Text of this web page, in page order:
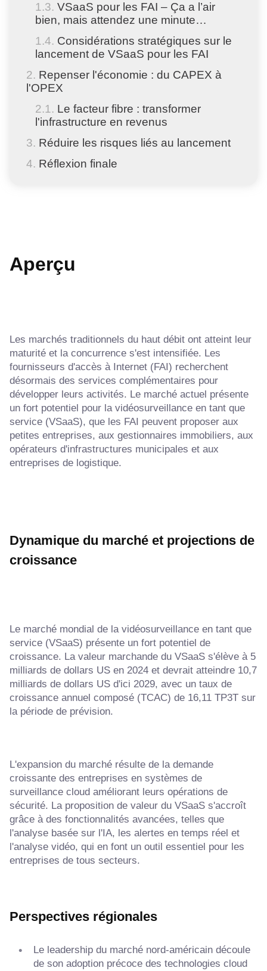
VSaaS pour les FAI – Ça a l’air
bien, mais attendez une minute…
Considérations stratégiques sur le
lancement de VSaaS pour les FAI
Repenser l'économie : du CAPEX à
l'OPEX
Le facteur fibre : transformer
l'infrastructure en revenus
Réduire les risques liés au lancement
Réflexion finale
Aperçu
Les marchés traditionnels du haut débit ont atteint leur
maturité et la concurrence s'est intensifiée. Les
fournisseurs d'accès à Internet (FAI) recherchent
désormais des services complémentaires pour
développer leurs activités. Le marché actuel présente
un fort potentiel pour la vidéosurveillance en tant que
service (VSaaS), que les FAI peuvent proposer aux
petites entreprises, aux gestionnaires immobiliers, aux
opérateurs d'infrastructures municipales et aux
entreprises de logistique.
Dynamique du marché et projections de
croissance
Le marché mondial de la vidéosurveillance en tant que
service (VSaaS) présente un fort potentiel de
croissance. La valeur marchande du VSaaS s'élève à 5
milliards de dollars US en 2024 et devrait atteindre 10,7
milliards de dollars US d'ici 2029, avec un taux de
croissance annuel composé (TCAC) de 16,11 TP3T sur
la période de prévision.
L'expansion du marché résulte de la demande
croissante des entreprises en systèmes de
surveillance cloud améliorant leurs opérations de
sécurité. La proposition de valeur du VSaaS s'accroît
grâce à des fonctionnalités avancées, telles que
l'analyse basée sur l'IA, les alertes en temps réel et
l'analyse vidéo, qui en font un outil essentiel pour les
entreprises de tous secteurs.
Perspectives régionales
Le leadership du marché nord-américain découle
de son adoption précoce des technologies cloud